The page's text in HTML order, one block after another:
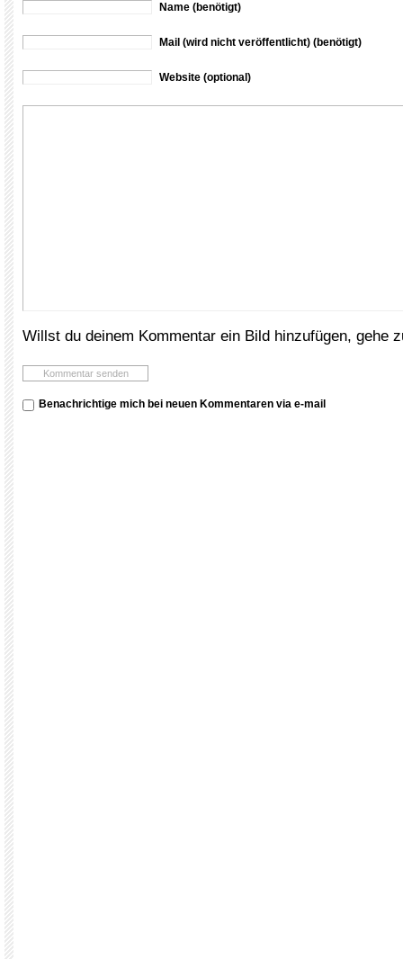
Name (benötigt)
Mail (wird nicht veröffentlicht) (benötigt)
Website (optional)
Willst du deinem Kommentar ein Bild hinzufügen, gehe
Benachrichtige mich bei neuen Kommentaren via e-mail